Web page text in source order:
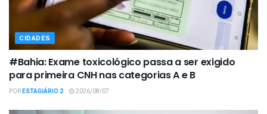
CIDADES
#Bahia: Exame toxicológico passa a ser exigido
para primeira CNH nas categorias A e B
PORESTAGIÁRIO 2 2026/08/07